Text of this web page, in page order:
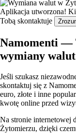
Aplikacja utworzona!
Tobą skontaktuje
Namomenti —
wymiany
Jeśli szukasz
skontaktuj się z
euro, złote i inne
kwotę online przed
Na stronie internetowej
Żytomierzu, dzięki